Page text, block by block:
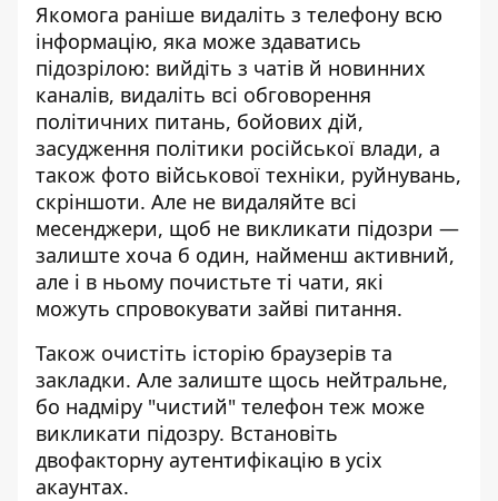
Якомога раніше видаліть з телефону всю
інформацію, яка може здаватись
підозрілою: вийдіть з чатів й новинних
каналів, видаліть всі обговорення
політичних питань, бойових дій,
засудження політики російської влади, а
також фото військової техніки, руйнувань,
скріншоти. Але не видаляйте всі
месенджери, щоб не викликати підозри —
залиште хоча б один, найменш активний,
але і в ньому почистьте ті чати, які
можуть спровокувати зайві питання.
Також очистіть історію браузерів та
закладки. Але залиште щось нейтральне,
бо надміру "чистий" телефон теж може
викликати підозру. Встановіть
двофакторну аутентифікацію в усіх
акаунтах.